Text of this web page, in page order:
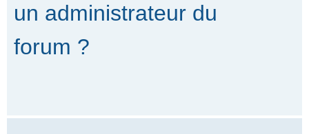
un administrateur du
forum ?